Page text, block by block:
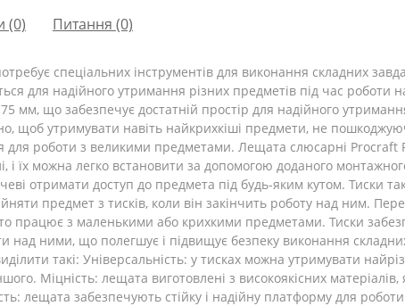
(0) Питання (0)
спеціальних інструментів для виконання складних
для надійного утримання різних предметів під час
мм, що забезпечує достатній простір для надійного
щоб утримувати навіть найкрихкіші предмети, не
роботи з великими предметами. Лещата слюсарні Procraft
і їх можна легко встановити за допомогою доданого
отримати доступ до предмета під будь-яким кутом. Тиски
предмет з тисків, коли він закінчить роботу над ним.
працює з маленькими або крихкими предметами. Тиски
над ними, що полегшує і підвищує безпеку виконання
такі: Універсальність: у тисках можна утримувати
Міцність: лещата виготовлені з високоякісних
лещата забезпечують стійку і надійну платформу для